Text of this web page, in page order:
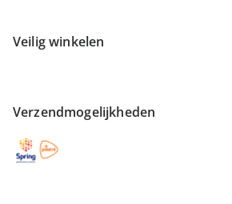
Veilig winkelen
Verzendmogelijkheden